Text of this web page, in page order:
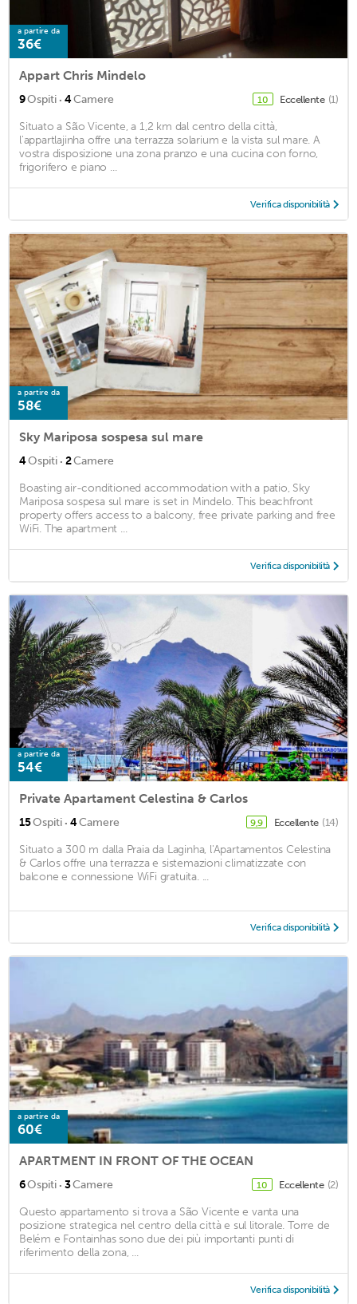
a partire da
36€
Appart Chris Mindelo
9Ospiti · 4Camere 10 Eccellente (1)
Situato a São Vicente, a 1,2 km dal centro della città,
l'appartlajinha offre una terrazza solarium e la vista sul mare. A
vostra disposizione una zona pranzo e una cucina con forno,
frigorifero e piano ...
Verifica disponibilità
a partire da
58€
Sky Mariposa sospesa sul mare
4Ospiti · 2Camere
Boasting air-conditioned accommodation with a patio, Sky
Mariposa sospesa sul mare is set in Mindelo. This beachfront
property offers access to a balcony, free private parking and free
WiFi. The apartment ...
Verifica disponibilità
a partire da
54€
Private Apartament Celestina & Carlos
15Ospiti · 4Camere 9,9 Eccellente (14)
Situato a 300 m dalla Praia da Laginha, l'Apartamentos Celestina
& Carlos offre una terrazza e sistemazioni climatizzate con
balcone e connessione WiFi gratuita. ...
Verifica disponibilità
a partire da
60€
APARTMENT IN FRONT OF THE OCEAN
6Ospiti · 3Camere 10 Eccellente (2)
Questo appartamento si trova a São Vicente e vanta una
posizione strategica nel centro della città e sul litorale. Torre de
Belém e Fontainhas sono due dei più importanti punti di
riferimento della zona, ...
Verifica disponibilità